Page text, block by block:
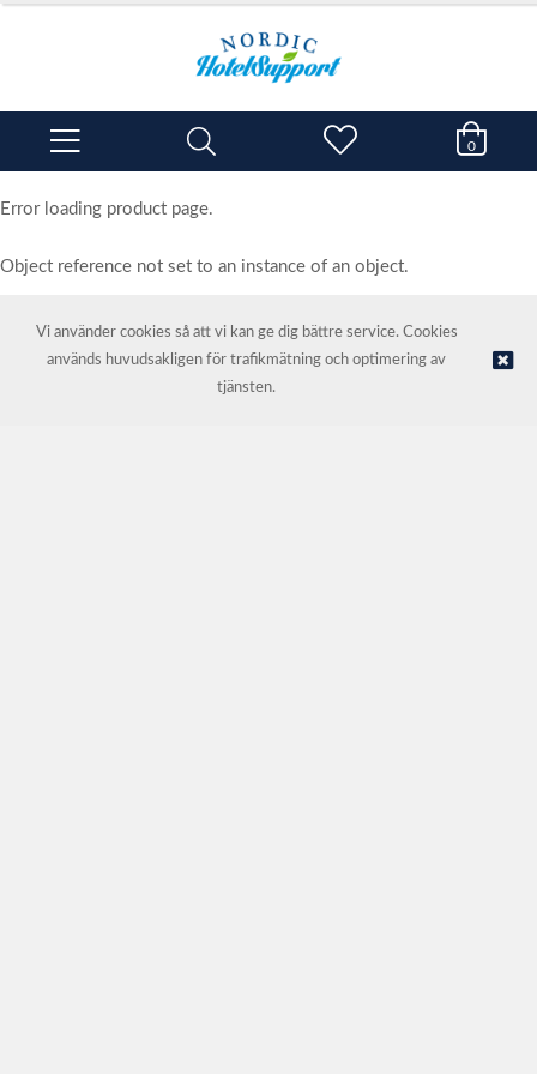
0
Error loading product page.
Object reference not set to an instance of an object.
© NORDIC HOTEL SUPPORT AS | Webbutik tillhandahålls av
Kréatif
AS
Vi använder cookies så att vi kan ge dig bättre service. Cookies
används huvudsakligen för trafikmätning och optimering av
tjänsten.